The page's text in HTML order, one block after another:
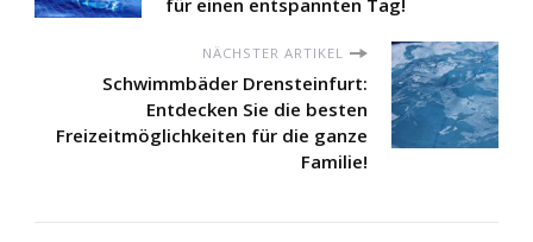
für einen entspannten Tag!
NÄCHSTER ARTIKEL
Schwimmbäder Drensteinfurt:
Entdecken Sie die besten
Freizeitmöglichkeiten für die ganze
Familie!